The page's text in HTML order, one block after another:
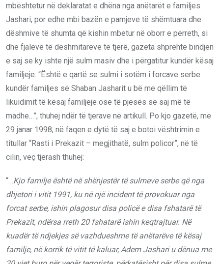
mbështetur në deklaratat e dhëna nga anëtarët e familjes
Jashari, por edhe mbi bazën e pamjeve të shëmtuara dhe
dëshmive të shumta që kishin mbetur në oborr e përreth, si
dhe fjalëve të dëshmitarëve të tjerë, gazeta shprehte bindjen
e saj se ky ishte një sulm masiv dhe i përgatitur kundër kësaj
familjeje. “Është e qartë se sulmi i sotëm i forcave serbe
kundër familjes së Shaban Jasharit u bë me qëllim të
likuidimit të kësaj familjeje ose të pjesës së saj më të
madhe…”, thuhej ndër të tjerave në artikull. Po kjo gazetë, më
29 janar 1998, në faqen e dytë të saj e botoi vështrimin e
titullar “Rasti i Prekazit – megjithatë, sulm policor”, në të
cilin, veç tjerash thuhej:
“… Kjo familje është në shënjestër të sulmeve serbe që nga
dhjetori i vitit 1991, ku në një incident të provokuar nga
forcat serbe, ishin plagosur disa policë e disa fshatarë të
Prekazit, ndërsa rreth 20 fshatarë ishin keqtrajtuar. Në
kuadër të ndjekjes së vazhdueshme të anëtarëve të kësaj
familje, në korrik të vitit të kaluar, Adem Jashari u dënua me